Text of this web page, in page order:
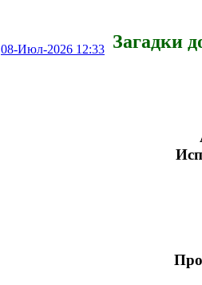
08-Июл-2026 12:33 Загадки